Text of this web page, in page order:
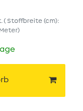
( Stoffbreite (cm):
Meter)